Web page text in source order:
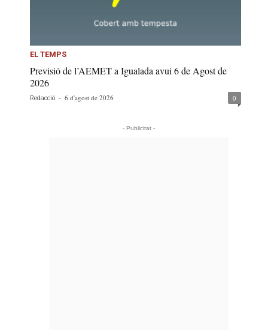
EL TEMPS
Previsió de l’AEMET a Igualada avui 6 de Agost de
2026
Redacció - 6 d'agost de 2026 0
- Publicitat -